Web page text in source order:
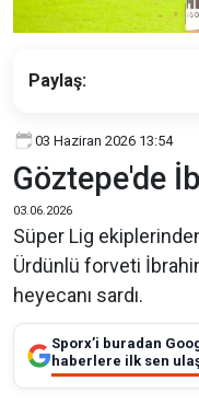
Paylaş:
03 Haziran 2026 13:54
Göztepe'de
03.06.2026
Süper Lig
Ürdünlü forveti
heyecanı sardı.
Sporx’i buradan
haberlere ilk sen